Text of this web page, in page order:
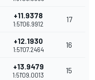
+11.9378
1:51'06.9912
17
+12.1930
1:51'07.2464
16
+13.9479
1:51'09.0013
15